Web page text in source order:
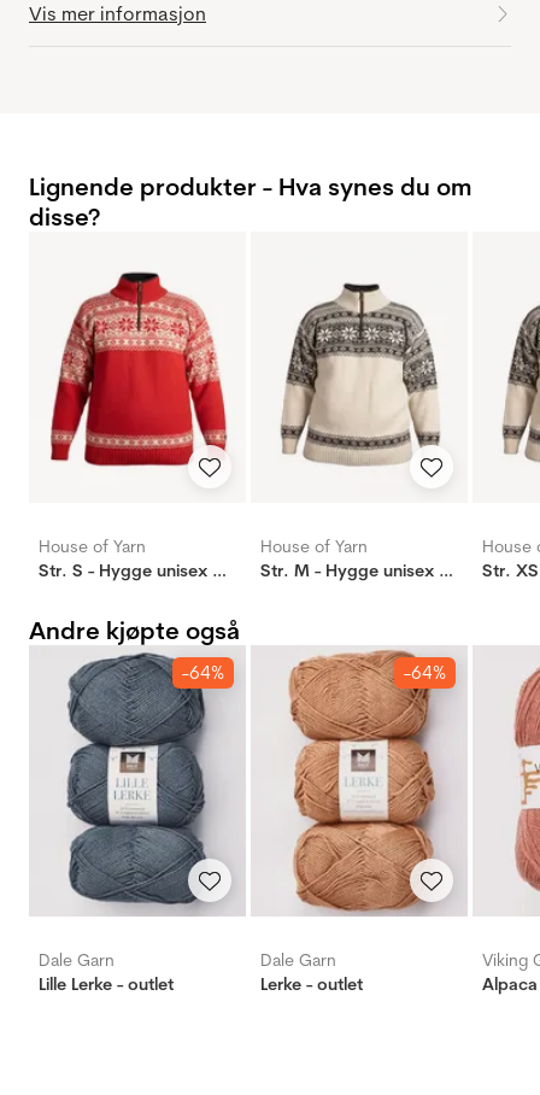
Vis mer informasjon
Lignende produkter - Hva synes du om
disse?
House of Yarn
Str. S - Hygge unisex genser m/zip rød
House of Yarn
Str. M - Hygge unisex genser m/zip offwhite
House
Andre kjøpte også
-64%
Dale Garn
Lille Lerke - outlet
-64%
Dale Garn
Lerke - outlet
Viking